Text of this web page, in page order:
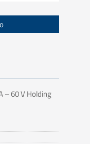
– 60 V Holding